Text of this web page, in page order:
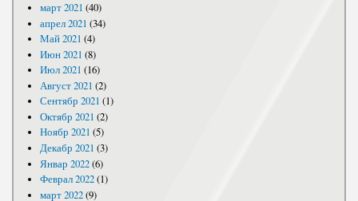
март 2021 (40)
апрел 2021 (34)
Май 2021 (4)
Июн 2021 (8)
Июл 2021 (16)
Август 2021 (2)
Сентябр 2021 (1)
Октябр 2021 (2)
Ноябр 2021 (5)
Декабр 2021 (3)
Январ 2022(6)
Феврал 2022(1)
март 2022(9)